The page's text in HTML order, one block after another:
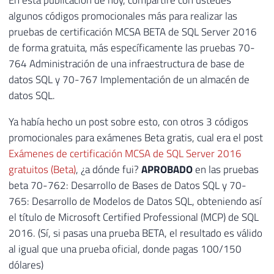
algunos códigos promocionales más para realizar las
pruebas de certificación MCSA BETA de SQL Server 2016
de forma gratuita, más específicamente las pruebas 70-
764 Administración de una infraestructura de base de
datos SQL y 70-767 Implementación de un almacén de
datos SQL.
Ya había hecho un post sobre esto, con otros 3 códigos
promocionales para exámenes Beta gratis, cual era el post
Exámenes de certificación MCSA de SQL Server 2016
gratuitos (Beta), ¿a dónde fui?APROBADOen las pruebas
beta 70-762: Desarrollo de Bases de Datos SQL y 70-
765: Desarrollo de Modelos de Datos SQL, obteniendo así
el título de Microsoft Certified Professional (MCP) de SQL
2016. (Sí, si pasas una prueba BETA, el resultado es válido
al igual que una prueba oficial, donde pagas 100/150
dólares)